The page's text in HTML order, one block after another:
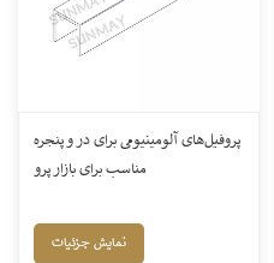
پروفیل‌های آلومینیومی برای در و پنجره
مناسب برای بازار پرو
نمایش جزئیات